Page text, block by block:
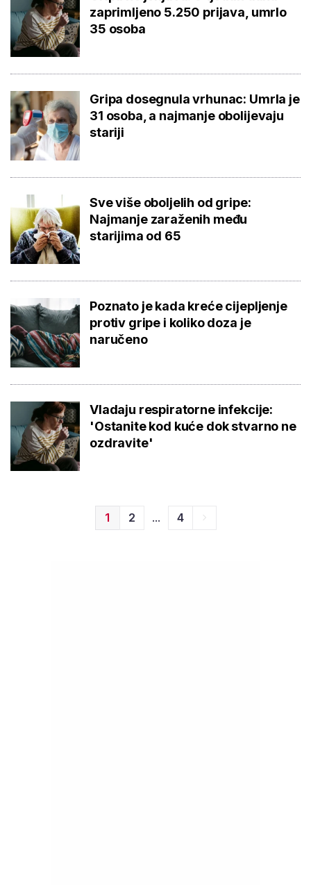
zaprimljeno 5.250 prijava, umrlo
35 osoba
Gripa dosegnula vrhunac: Umrla je
31 osoba, a najmanje obolijevaju
stariji
Sve više oboljelih od gripe:
Najmanje zaraženih među
starijima od 65
Poznato je kada kreće cijepljenje
protiv gripe i koliko doza je
naručeno
Vladaju respiratorne infekcije:
'Ostanite kod kuće dok stvarno ne
ozdravite'
1 2 ... 4